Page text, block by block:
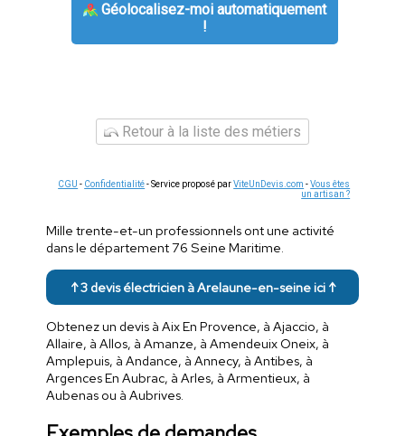
Géolocalisez-moi automatiquement
!
Retour à la liste des métiers
CGU - Confidentialité- Service proposé parViteUnDevis.com -Vous êtes
un artisan ?
Mille trente-et-un professionnels ont une activité
dans le département 76 Seine Maritime.
↑ 3 devis électricien à Arelaune-en-seine ici ↑
Obtenez un devis à Aix En Provence, à Ajaccio, à
Allaire, à Allos, à Amanze, à Amendeuix Oneix, à
Amplepuis, à Andance, à Annecy, à Antibes, à
Argences En Aubrac, à Arles, à Armentieux, à
Aubenas ou à Aubrives.